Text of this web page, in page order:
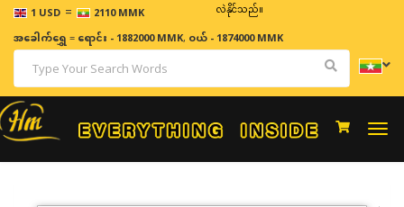
1 USD = 2110 MMK
ဈေးနှုန်းများသည် အချိန်နှင့် အမျှပြောင်းလဲနိုင်သည်။
အခေါက်ရွှေ=ရောင်း - 1882000 MMK, ဝယ် - 1874000 MMK